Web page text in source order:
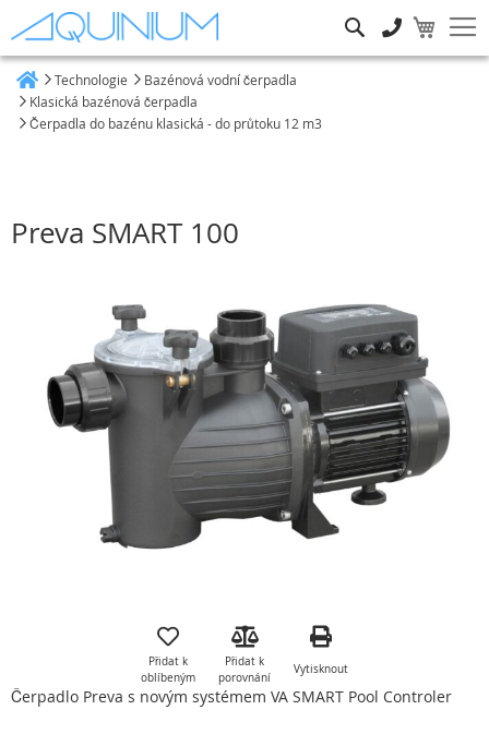
Technologie
Bazénová vodní čerpadla
Klasická bazénová čerpadla
Čerpadla do bazénu klasická - do průtoku 12 m3
Preva SMART 100
obrázky
s
Přidat k
oblíbeným
Přidat k
porovnání
Vytisknout
Čerpadlo Preva s novým systémem VA SMART Pool Controler